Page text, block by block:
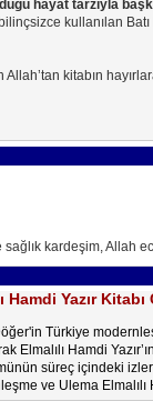
hayat tarzıyla
kullanılan
kitabın
kardeşim, Allah
Hamdi Yazır Kitabı
Türkiye
Elmalılı Hamdi
süreç içindeki
ve Ulema Elmalılı